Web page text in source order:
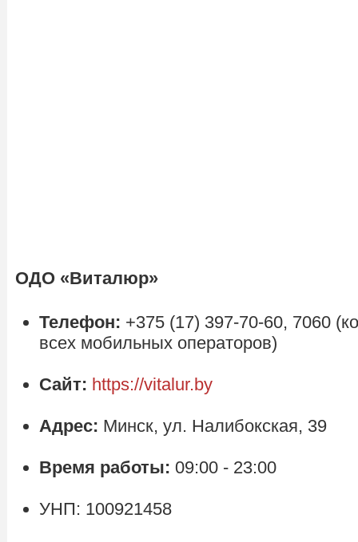
ОДО «Виталюр»
Телефон: +375 (17) 397-70-60, 7060
всех мобильных операторов)
Сайт: https://vitalur.by
Адрес: Минск, ул. Налибокская, 39
Время работы: 09:00 - 23:00
УНП: 100921458